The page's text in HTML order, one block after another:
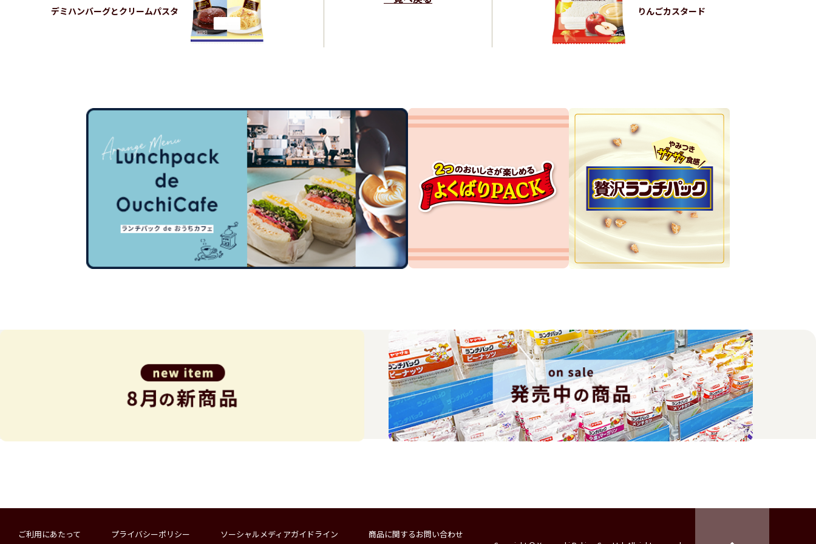
デミハンバーグとクリームパスタ りんごカスタード
ご利用にあたって プライバシーポリシー ソーシャルメディアガイドライン 商品に関するお問い合わせ